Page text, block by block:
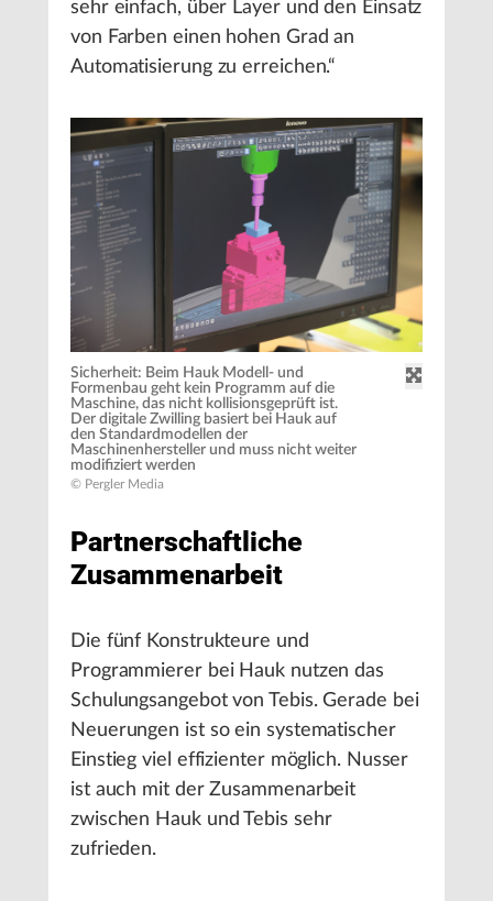
sehr einfach, über Layer und den Einsatz
von Farben einen hohen Grad an
Automatisierung zu erreichen.“
Sicherheit: Beim Hauk Modell- und
Formenbau geht kein Programm auf die
Maschine, das nicht kollisionsgeprüft ist.
Der digitale Zwilling basiert bei Hauk auf
den Standardmodellen der
Maschinenhersteller und muss nicht weiter
modifiziert werden
© Pergler Media
Partnerschaftliche
Zusammenarbeit
Die fünf Konstrukteure und
Programmierer bei Hauk nutzen das
Schulungsangebot von Tebis. Gerade bei
Neuerungen ist so ein systematischer
Einstieg viel effizienter möglich. Nusser
ist auch mit der Zusammenarbeit
zwischen Hauk und Tebis sehr
zufrieden.